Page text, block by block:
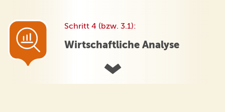
Schritt 4 (bzw. 3.1):
Wirtschaftliche Analyse